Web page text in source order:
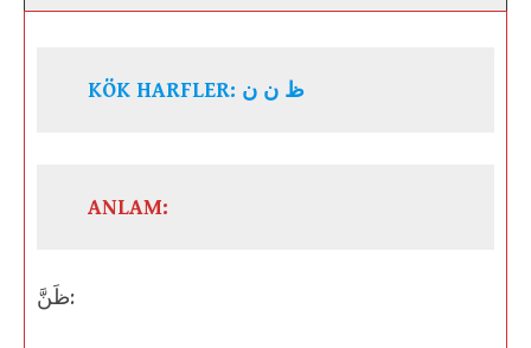
KÖK HARFLER: ظ ن ن
ANLAM:
ظَنَّ: